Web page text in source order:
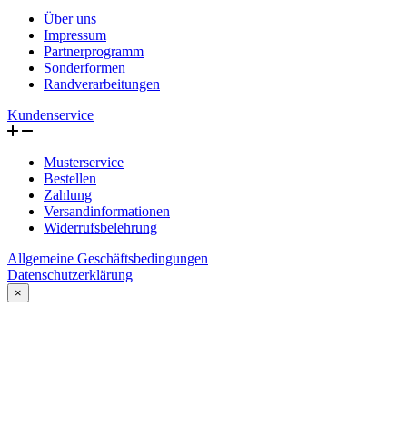
Über uns
Impressum
Partnerprogramm
Sonderformen
Randverarbeitungen
Kundenservice
Musterservice
Bestellen
Zahlung
Versandinformationen
Widerrufsbelehrung
Allgemeine Geschäftsbedingungen
Datenschutzerklärung
×